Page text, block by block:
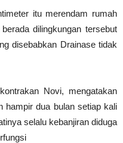
itu merendam rumah
dilingkungan tersebut
disebabkan Drainasetidak
Novi, mengatakan
hampir dua bulan setiap kali
selalu kebanjiran diduga